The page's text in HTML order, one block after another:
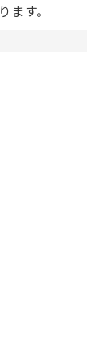
ます。